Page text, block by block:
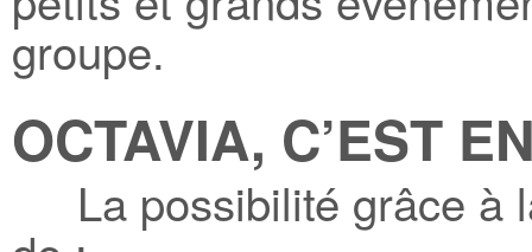
groupe.
OCTAVIA, C’EST
La possibilité grâce à